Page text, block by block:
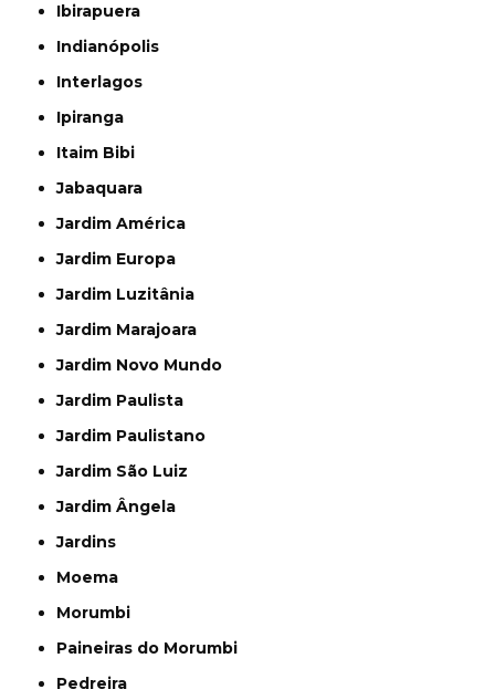
Ibirapuera
Indianópolis
Interlagos
Ipiranga
Itaim Bibi
Jabaquara
Jardim América
Jardim Europa
Jardim Luzitânia
Jardim Marajoara
Jardim Novo Mundo
Jardim Paulista
Jardim Paulistano
Jardim São Luiz
Jardim Ângela
Jardins
Moema
Morumbi
Paineiras do Morumbi
Pedreira